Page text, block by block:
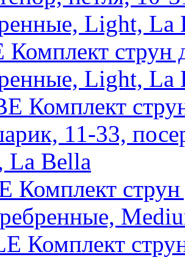
струн
Light, La
Комплект